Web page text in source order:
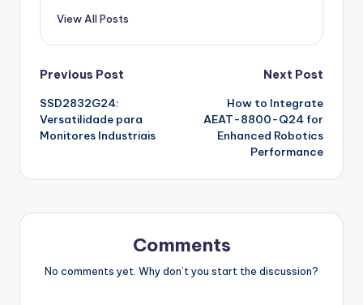
View All Posts
Post
navigation
Previous Post
SSD2832G24:
Versatilidade para
Monitores Industriais
Next Post
How to Integrate
AEAT-8800-Q24 for
Enhanced Robotics
Performance
Comments
No comments yet. Why don’t you start the discussion?